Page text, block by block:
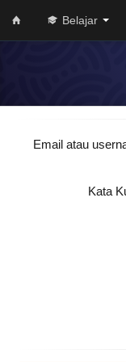
Belajar
Email atau
Kata